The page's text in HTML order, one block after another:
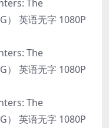
The
） 英语无字 1080P
The
） 英语无字 1080P
The
） 英语无字 1080P